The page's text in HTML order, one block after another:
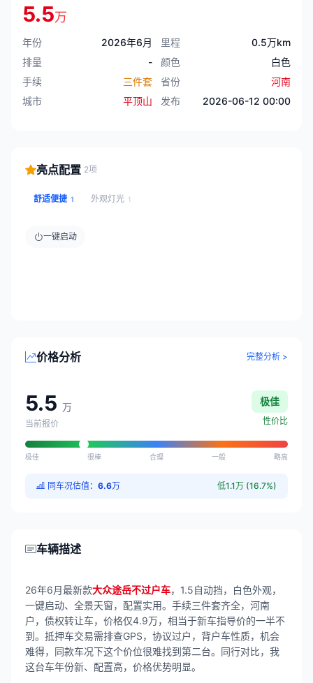
5.5万
年份 2026年6月 里程
0.5万km
排量
- 颜色
白色
手续
三件套 省份
河南
城市
平顶山 发布 2026-06-12 00:00
亮点配置 2项
舒适便捷 1 外观灯光 1
一键启动
价格分析 完整分析 >
5.5 万
当前报价
极佳
性价比
极佳 很棒 合理 一般 略高
同车况估值： 6.6万 低1.1万 (16.7%)
车辆描述
26年6月最新款大众途岳不过户车，1.5自动挡，白色外观，
一键启动、全景天窗，配置实用。手续三件套齐全，河南
户，债权转让车，价格仅4.9万，相当于新车指导价的一半不
到。抵押车交易需排查GPS，协议过户，背户车性质，机会
难得，同款车况下这个价位很难找到第二台。同行对比，我
这台车年份新、配置高，价格优势明显。